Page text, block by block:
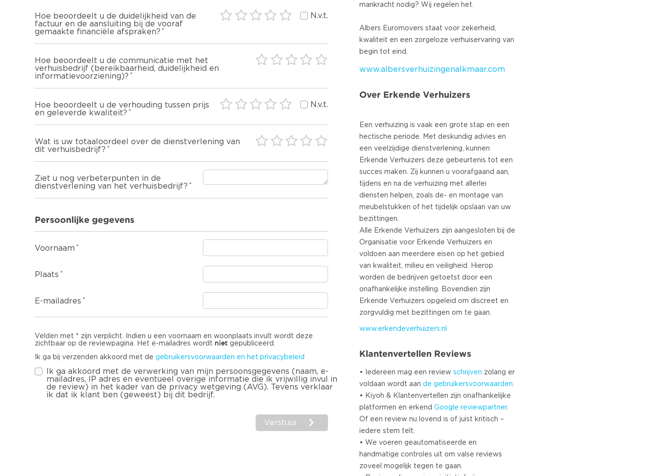
Hoe beoordeelt u de duidelijkheid van de
factuur en de aansluiting bij de vooraf
gemaakte financiële afspraken?
N.v.t.
Hoe beoordeelt u de communicatie met het
verhuisbedrijf (bereikbaarheid, duidelijkheid en
informatievoorziening)?
Hoe beoordeelt u de verhouding tussen prijs
en geleverde kwaliteit?
N.v.t.
Wat is uw totaaloordeel over de dienstverlening van
dit verhuisbedrijf?
Ziet u nog verbeterpunten in de
dienstverlening van het verhuisbedrijf?
Persoonlijke gegevens
Voornaam
Plaats
E-mailadres
Velden met * zijn verplicht. Indien u een voornaam en woonplaats invult wordt deze
zichtbaar op de reviewpagina. Het e-mailadres wordt niet gepubliceerd.
Ik ga bij verzenden akkoord met de gebruikersvoorwaarden en het privacybeleid
Ik ga akkoord met de verwerking van mijn persoonsgegevens (naam, e-
mailadres, IP adres en eventueel overige informatie die ik vrijwillig invul in
de review) in het kader van de privacy wetgeving (AVG). Tevens verklaar
ik dat ik klant ben (geweest) bij dit bedrijf.
Verstuur
mankracht nodig? Wij regelen het.
Albers Euromovers staat voor zekerheid,
kwaliteit en een zorgeloze verhuiservaring van
www.albersverhuizingenalkmaar.com
Over Erkende Verhuizers
Een verhuizing is vaak een grote stap en een
hectische periode. Met deskundig advies en
een veelzijdige dienstverlening, kunnen
Erkende Verhuizers deze gebeurtenis tot een
succes maken. Zij kunnen u voorafgaand aan,
tijdens en na de verhuizing met allerlei
diensten helpen, zoals de- en montage van
meubelstukken of het tijdelijk opslaan van uw
bezittingen.
Alle Erkende Verhuizers zijn aangesloten bij de
Organisatie voor Erkende Verhuizers en
voldoen aan meerdere eisen op het gebied
van kwaliteit, milieu en veiligheid. Hierop
worden de bedrijven getoetst door een
onafhankelijke instelling. Bovendien zijn
Erkende Verhuizers opgeleid om discreet en
www.erkendeverhuizers.nl
Klantenvertellen Reviews
• Iedereen mag een review schrijven zolang er
voldaan wordt aan de gebruikersvoorwaarden.
• Kiyoh & Klantenvertellen zijn onafhankelijke
platformen en erkend Google reviewpartner.
Of een review nu lovend is of juist kritisch –
iedere stem telt.
• We voeren geautomatiseerde en
handmatige controles uit om valse reviews
zoveel mogelijk tegen te gaan.